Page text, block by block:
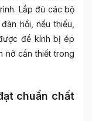
Lắp đủ các bộ
hồi, nếu thiếu,
để kính bị ép
nở cần thiết trong
chuẩn chất